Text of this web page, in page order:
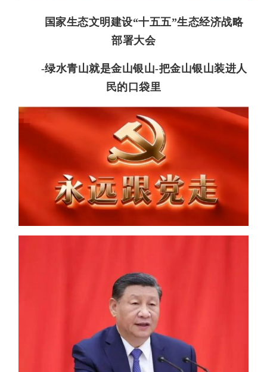
国家生态文明建设“十五五”生态经济战略
部署大会
-绿水青山就是金山银山-把金山银山装进人
民的口袋里